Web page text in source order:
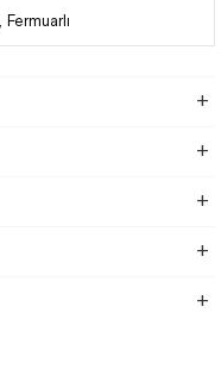
Fermuarlı